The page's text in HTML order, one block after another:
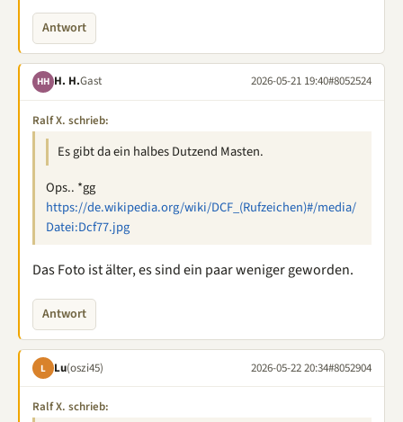
Antwort
HH H. H.Gast 2026-05-21 19:40#8052524
Ralf X. schrieb:
Es gibt da ein halbes Dutzend Masten.
Ops.. *gg
https://de.wikipedia.org/wiki/DCF_(Rufzeichen)#/media/
Datei:Dcf77.jpg
Das Foto ist älter, es sind ein paar weniger geworden.
Antwort
L Lu(oszi45) 2026-05-22 20:34#8052904
Ralf X. schrieb: